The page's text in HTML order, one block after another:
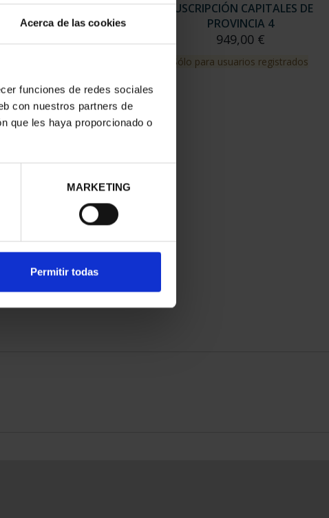
Acerca de las cookies
funciones de redes sociales
con nuestros partners de
que les haya proporcionado o
MARKETING
Permitir todas
CAPITALES DE
PROVINCIA 3
949,00 €
SUSCRIPCIÓN CAPITALES DE
PROVINCIA 4
949,00 €
Sólo para usuarios registrados